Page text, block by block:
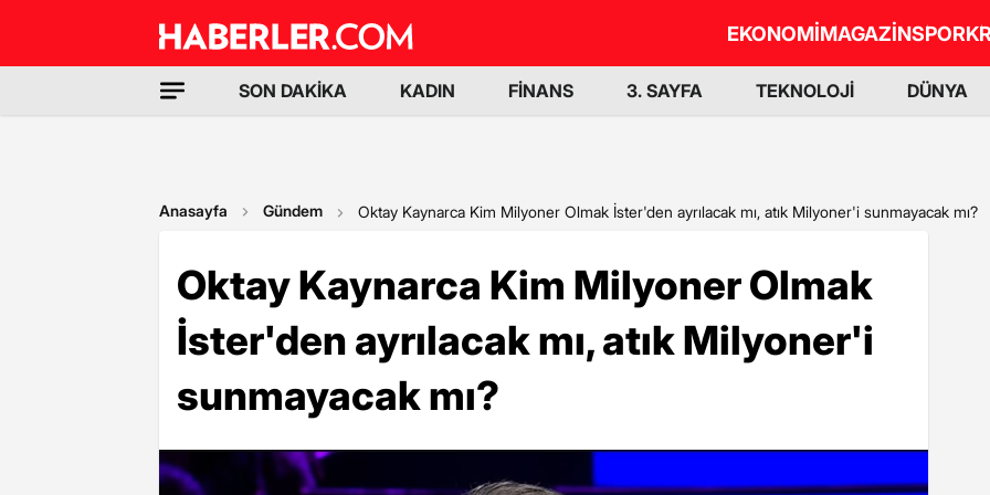
EKONOMİMAGAZİNSPOR
SON DAKİKA KADIN FİNANS 3. SAYFA TEKNOLOJİ DÜNYA
Anasayfa Gündem Oktay Kaynarca Kim Milyoner Olmak İster'den ayrılacak mı, atık Milyoner'i sunmayacak mı?
Oktay Kaynarca Kim Milyoner Olmak
İster'den ayrılacak mı, atık Milyoner'i
sunmayacak mı?